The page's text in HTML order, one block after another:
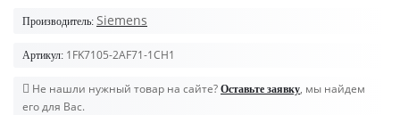
Производитель: Siemens
Артикул: 1FK7105-2AF71-1CH1
Не нашли нужный товар на сайте? Оставьте заявку, мы найдем
его для Вас.